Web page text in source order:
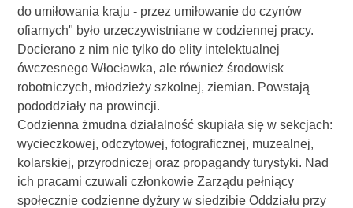
do umiłowania kraju - przez umiłowanie do czynów
ofiarnych" było urzeczywistniane w codziennej pracy.
Docierano z nim nie tylko do elity intelektualnej
ówczesnego Włocławka, ale również środowisk
robotniczych, młodzieży szkolnej, ziemian. Powstają
pododdziały na prowincji.
Codzienna żmudna działalność skupiała się w sekcjach:
wycieczkowej, odczytowej, fotograficznej, muzealnej,
kolarskiej, przyrodniczej oraz propagandy turystyki. Nad
ich pracami czuwali członkowie Zarządu pełniący
społecznie codzienne dyżury w siedzibie Oddziału przy